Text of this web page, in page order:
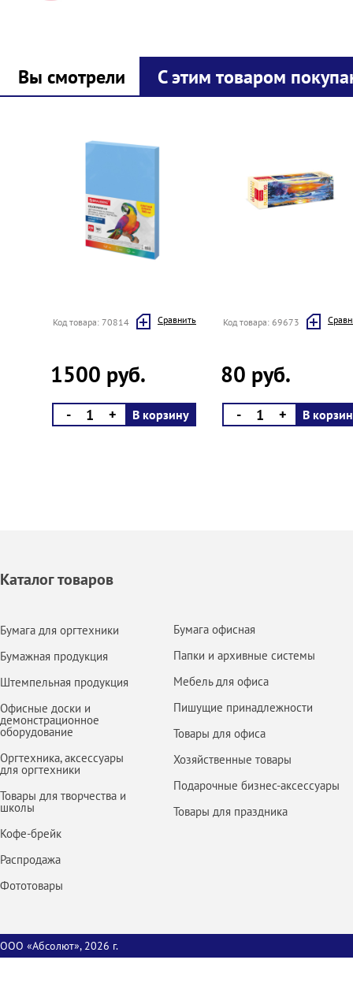
Вы смотрели С этим товаром
Код товара: 70814 Cравнить
1500 руб.
- + В корзину
Код товара: 69673
80 руб.
- + В
Каталог товаров
Бумага для оргтехники
Бумажная продукция
Штемпельная продукция
Офисные доски и
демонстрационное
оборудование
Оргтехника, аксессуары
для оргтехники
Товары для творчества и
школы
Кофе-брейк
Распродажа
Фототовары
Бумага офисная
Папки и архивные системы
Мебель для офиса
Пишущие принадлежности
Товары для офиса
Хозяйственные товары
Подарочные бизнес-аксессуары
Товары для праздника
ООО «Абсолют», 2026 г.